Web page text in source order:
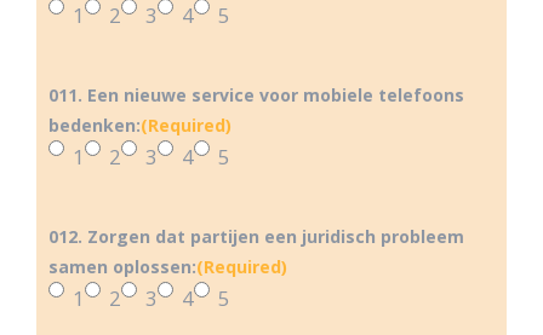
1 2 3 4 5
011. Een nieuwe service voor mobiele telefoons
bedenken:(Required)
1 2 3 4 5
012. Zorgen dat partijen een juridisch probleem
samen oplossen:(Required)
1 2 3 4 5